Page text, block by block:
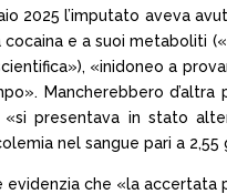
2025 l’imputato aveva
e a suoi
«inidoneo a
Mancherebbero
«si presentava in stato
nel sangue pari a 2,55
che «la